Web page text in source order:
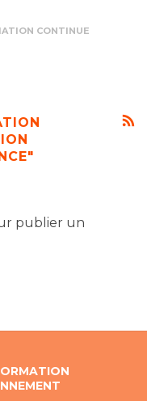
CONTINUE
publier un